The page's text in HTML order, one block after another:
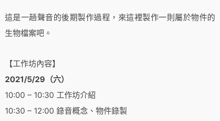
這是一趟聲音的後期製作過程，來這裡製作⼀則屬於物件的
⽣物檔案吧。
【工作坊內容】
2021/5/29 （六）
10:00 – 10:30 工作坊介紹
10:30 – 12:00 錄音概念、物件錄製